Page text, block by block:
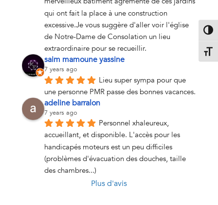
qui ont fait la place à une construction
excessive.Je vous suggère d'aller voir l'église
de Notre-Dame de Consolation un lieu
extraordinaire pour se recueillir.
saim mamoune yassine
7 years ago
Lieu super sympa pour que
une personne PMR passe des bonnes vacances.
adeline barralon
7 years ago
Personnel xhaleureux,
accueillant, et disponible. L'accès pour les
handicapés moteurs est un peu difficiles
(problèmes d'évacuation des douches, taille
des chambres...)
Plus d'avis